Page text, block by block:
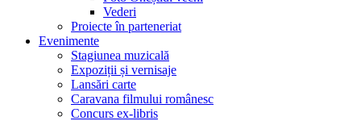
Vederi
Proiecte în parteneriat
Evenimente
Stagiunea muzicală
Expoziții și vernisaje
Lansări carte
Caravana filmului românesc
Concurs ex-libris